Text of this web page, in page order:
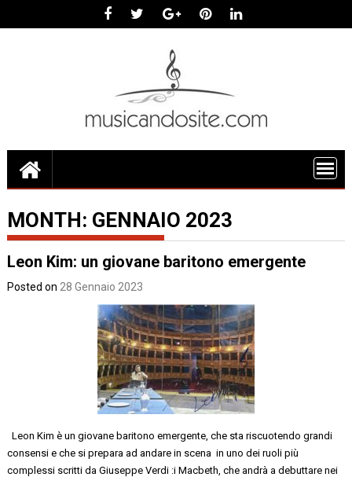
MONTH: GENNAIO 2023
Leon Kim: un giovane baritono emergente
Posted on 28 Gennaio 2023
Leon Kim è un giovane baritono emergente, che sta riscuotendo grandi
consensi e che si prepara ad andare in scena in uno dei ruoli più
complessi scritti da Giuseppe Verdi :i Macbeth, che andrà a debuttare nei